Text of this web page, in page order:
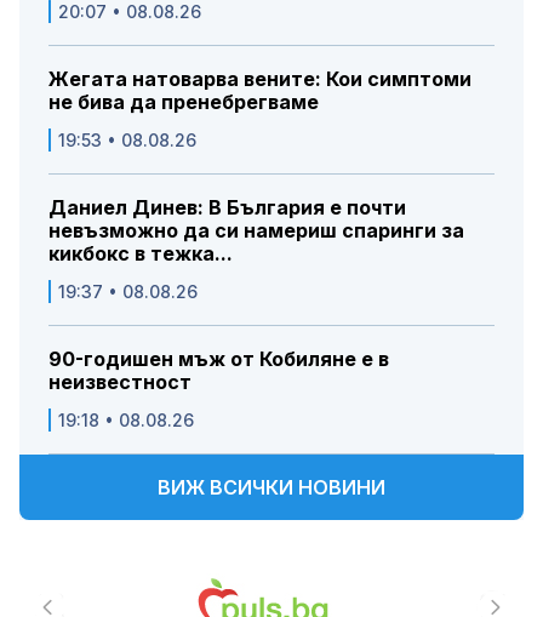
20:07 • 08.08.26
Жегата натоварва вените: Кои симптоми
не бива да пренебрегваме
19:53 • 08.08.26
Даниел Динев: В България е почти
невъзможно да си намериш спаринги за
кикбокс в тежка...
19:37 • 08.08.26
90-годишен мъж от Кобиляне е в
неизвестност
19:18 • 08.08.26
ВИЖ ВСИЧКИ НОВИНИ